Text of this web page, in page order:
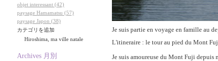
Je suis partie en voyage en famille au
L'itineraire : le tour au pied du Mont
Je suis amoureuse du Mont Fuji depuis
objet interessant (42)
paysage Hamamatsu (57)
paysage Japon (38)
カテゴリを追加
Hiroshima, ma ville natale
Archives 月別